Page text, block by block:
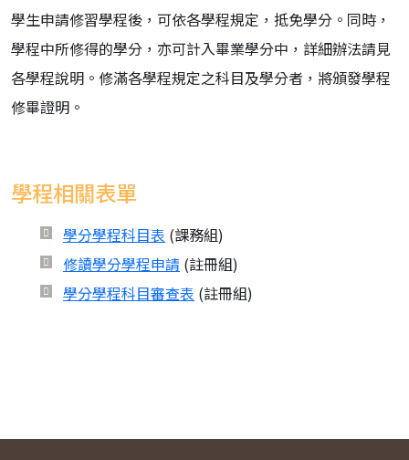
學生申請修習學程後，可依各學程規定，抵免學分。同時，
學程中所修得的學分，亦可計入畢業學分中，詳細辦法請見
各學程說明。修滿各學程規定之科目及學分者，將頒發學程
修畢證明。
學程相關表單
學分學程科目表 (課務組)
修讀學分學程申請 (註冊組)
學分學程科目審查表 (註冊組)